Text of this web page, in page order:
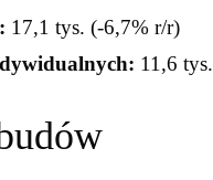
17,1 tys. (-6,7% r/r)
11,6